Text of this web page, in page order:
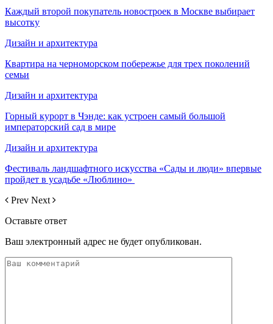
Каждый второй покупатель новостроек в Москве выбирает
высотку
Дизайн и архитектура
Квартира на черноморском побережье для трех поколений
семьи
Дизайн и архитектура
Горный курорт в Чэнде: как устроен самый большой
императорский сад в мире
Дизайн и архитектура
Фестиваль ландшафтного искусства «Сады и люди» впервые
пройдет в усадьбе «Люблино»
Prev Next
Оставьте ответ
Ваш электронный адрес не будет опубликован.